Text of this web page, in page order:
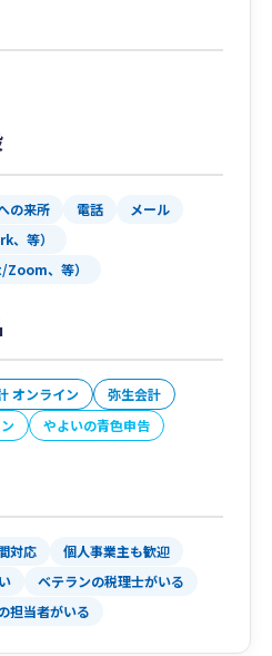
の来所 電話
メール
等）
、等）
オンライン
弥生会計
やよいの青色申告
対応
個人事業主も歓迎
ベテランの税理士がいる
担当者がいる